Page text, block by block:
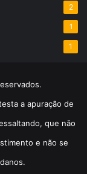
2
1
1
a apuração de
que não
e não se